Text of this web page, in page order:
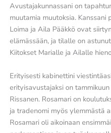
Avustajakunnassani on
muutamia muutoksia.
Loima ja Aila Pääkkö ovat
elämässään, ja tilalle on
Kiitokset Marialle ja Ailalle
Erityisesti kabinettini
erityisavustajaksi on
Rissanen. Rosamari on
ja tradenomi myös ylemmästä
Rosamari oli aikoinaan